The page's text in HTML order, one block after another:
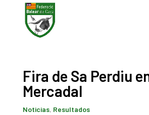
Fira de Sa Perdiu
Mercadal
Noticias, Resultados